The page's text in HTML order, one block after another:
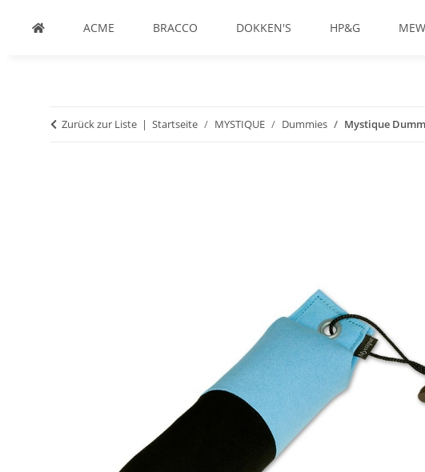
ACME BRACCO DOKKEN'S HP&G
Zurück zur Liste Startseite MYSTIQUE Dummies Mystique